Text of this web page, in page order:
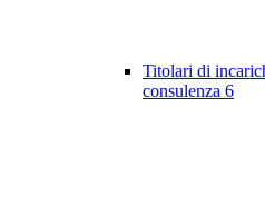
Titolari di
consulenza 6